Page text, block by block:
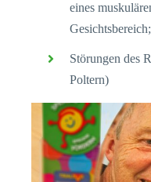
eines
Störungen des
Poltern)